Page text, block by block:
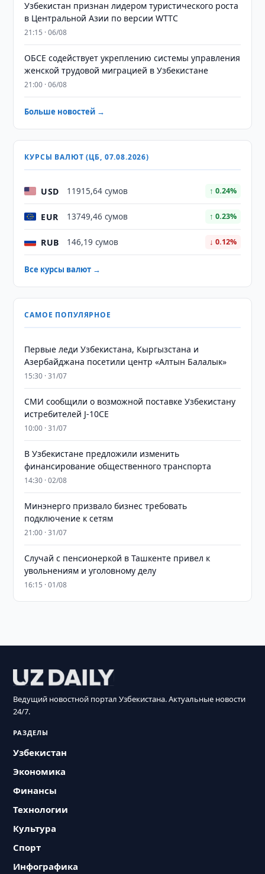
Узбекистан признан лидером туристического роста
в Центральной Азии по версии WTTC
21:15 · 06/08
ОБСЕ содействует укреплению системы управления
женской трудовой миграцией в Узбекистане
21:00 · 06/08
Больше новостей →
КУРСЫ ВАЛЮТ (ЦБ, 07.08.2026)
USD 11915,64 сумов ↑ 0.24%
EUR 13749,46 сумов ↑ 0.23%
RUB 146,19 сумов ↓ 0.12%
Все курсы валют →
САМОЕ ПОПУЛЯРНОЕ
Первые леди Узбекистана, Кыргызстана и
Азербайджана посетили центр «Алтын Балалык»
15:30 · 31/07
СМИ сообщили о возможной поставке Узбекистану
истребителей J-10CE
10:00 · 31/07
В Узбекистане предложили изменить
финансирование общественного транспорта
14:30 · 02/08
Минэнерго призвало бизнес требовать
подключение к сетям
21:00 · 31/07
Случай с пенсионеркой в Ташкенте привел к
увольнениям и уголовному делу
16:15 · 01/08
Ведущий новостной портал Узбекистана. Актуальные новости
24/7.
РАЗДЕЛЫ
Узбекистан
Экономика
Финансы
Технологии
Культура
Спорт
Инфографика